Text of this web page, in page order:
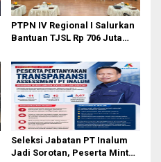
PTPN IV Regional I Salurkan
Bantuan TJSL Rp 706 Juta
Berkelanjutan
Seleksi Jabatan PT Inalum
Jadi Sorotan, Peserta Minta